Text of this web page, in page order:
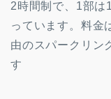
2時間制で、1部は
っています。料金
由のスパークリン
す